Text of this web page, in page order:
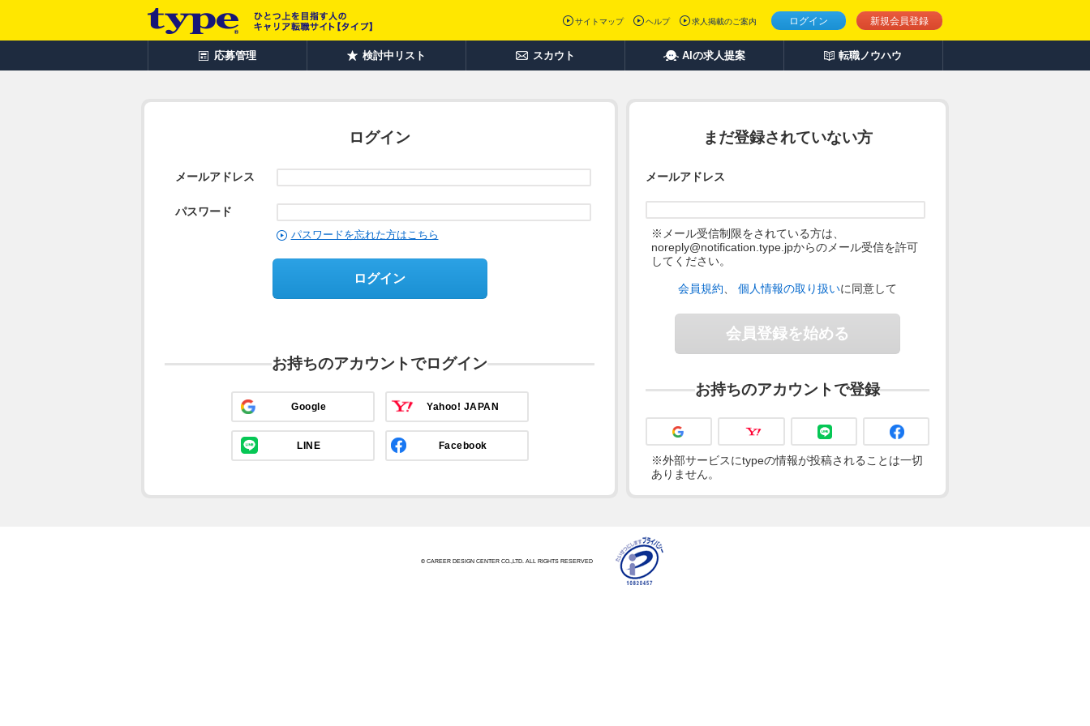
ログイン 新規会員登録
サイトマップ ヘルプ 求人掲載のご案内
応募管理 検討中リスト スカウト AIの求人提案 転職ノウハウ
ログイン
メールアドレス
パスワード
パスワードを忘れた方はこちら
ログイン
お持ちのアカウントでログイン
Google Yahoo! JAPAN
LINE Facebook
まだ登録されていない方
メールアドレス
※メール受信制限をされている方は、
noreply@notification.type.jpからのメール受信を許可
してください。
会員規約 個人情報の取り扱いに同意して
会員登録を始める
お持ちのアカウントで登録
※外部サービスにtypeの情報が投稿されることは一切
ありません。
© CAREER DESIGN CENTER CO.,LTD. ALL RIGHTS RESERVED